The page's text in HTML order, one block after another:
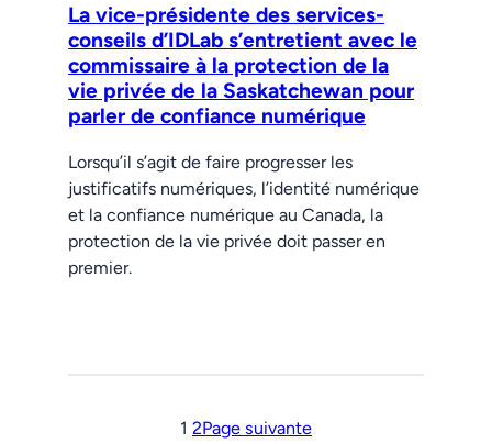
La vice-présidente des services-
conseils d’IDLab s’entretient avec le
commissaire à la protection de la
vie privée de la Saskatchewan pour
parler de confiance numérique
Lorsqu’il s’agit de faire progresser les
justificatifs numériques, l’identité numérique
et la confiance numérique au Canada, la
protection de la vie privée doit passer en
premier.
1 2Page suivante